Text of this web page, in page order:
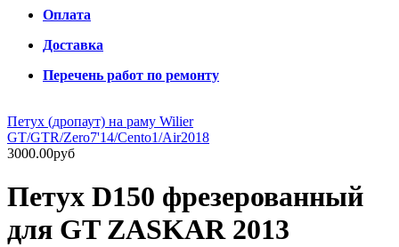
Оплата
Доставка
Перечень работ по ремонту
Петух (дропаут) на раму Wilier
GT/GTR/Zero7'14/Cento1/Air2018
3000.00руб
Петух D150 фрезерованный
для GT ZASKAR 2013